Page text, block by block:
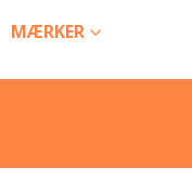
MÆRKER